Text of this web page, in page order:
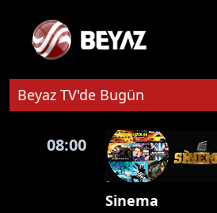
Beyaz TV'de Bugün
08:00
Sinema